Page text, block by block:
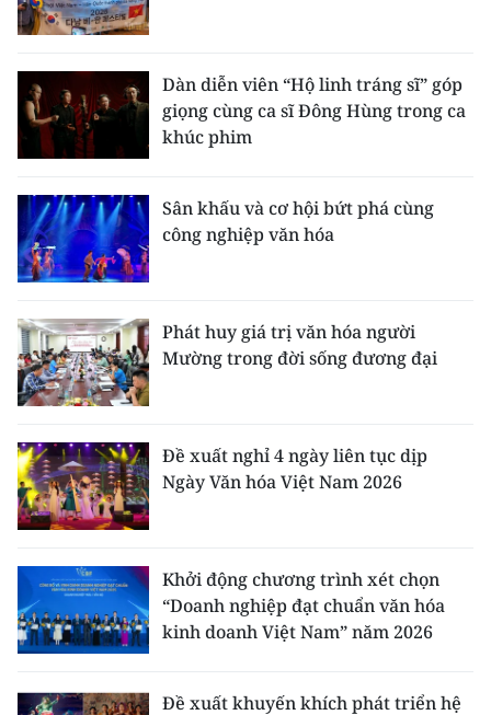
Dàn diễn viên “Hộ linh tráng sĩ” góp
giọng cùng ca sĩ Đông Hùng trong ca
khúc phim
Sân khấu và cơ hội bứt phá cùng
công nghiệp văn hóa
Phát huy giá trị văn hóa người
Mường trong đời sống đương đại
Đề xuất nghỉ 4 ngày liên tục dịp
Ngày Văn hóa Việt Nam 2026
Khởi động chương trình xét chọn
“Doanh nghiệp đạt chuẩn văn hóa
kinh doanh Việt Nam” năm 2026
Đề xuất khuyến khích phát triển hệ